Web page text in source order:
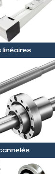
linéaires